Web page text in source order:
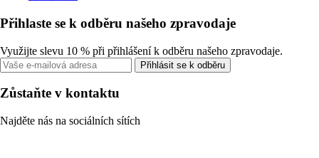
Přihlaste se k odběru našeho zpravodaje
Využijte slevu 10 % při přihlášení k odběru našeho zpravodaje.
Přihlásit se k odběru
Zůstaňte v kontaktu
Najděte nás na sociálních sítích